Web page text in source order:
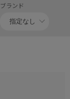
ブランド